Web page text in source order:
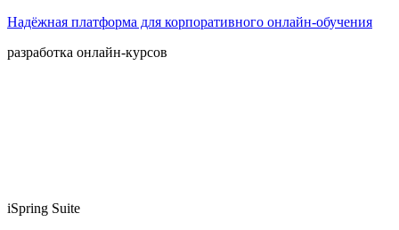
Надёжная платформа для корпоративного онлайн‑обучения
разработка онлайн-курсов
iSpring Suite